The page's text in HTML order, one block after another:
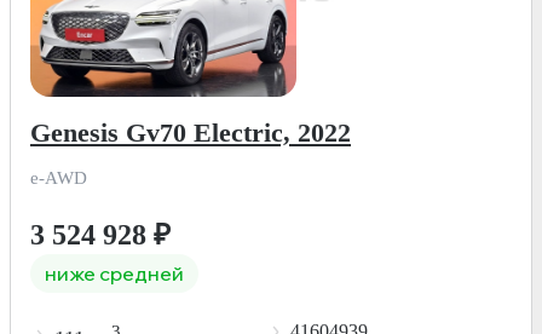
Genesis Gv70 Electric, 2022
e-AWD
3 524 928 ₽
ниже средней